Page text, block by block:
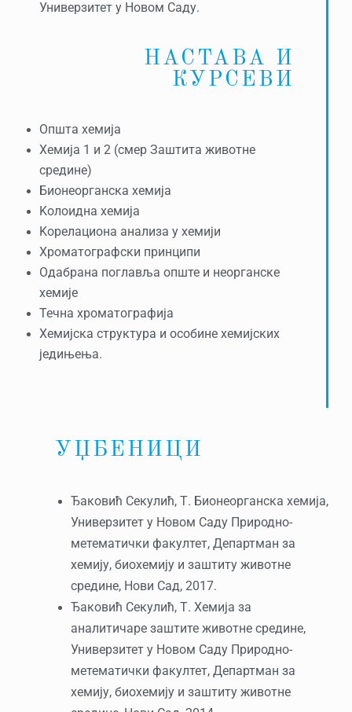
Универзитет у Новом Саду.
НАСТАВА И
КУРСЕВИ
Општа хемија
Хемија 1 и 2 (смер Заштита животне
средине)
Бионеорганска хемија
Kолоидна хемија
Kорелациона анализа у хемији
Хроматографски принципи
Одабрана поглавља опште и неорганске
хемије
Течна хроматографија
Хемијска структура и особине хемијских
једињења.
УЏБЕНИЦИ
Ђаковић Секулић, Т. Бионеорганска хемија,
Универзитет у Новом Саду Природно-
метематички факултет, Департман за
хемију, биохемију и заштиту животне
средине, Нови Сад, 2017.
Ђаковић Секулић, Т. Хемија за
аналитичаре заштите животне средине,
Универзитет у Новом Саду Природно-
метематички факултет, Департман за
хемију, биохемију и заштиту животне